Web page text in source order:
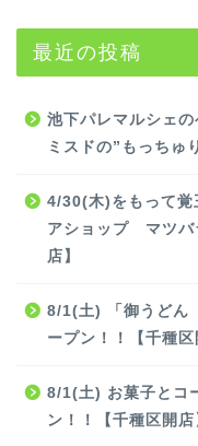
最近の投稿
池下パレマルシェ
ミスドの”もっちゅ
4/30(木)をもって覚
アショップ マツバ
店】
8/1(土) 「御うど
ープン！！【千種区
8/1(土) お菓子とコ
ン！！【千種区開店